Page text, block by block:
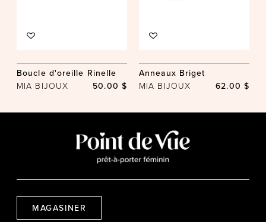
Boucle d'oreille Rinelle
MIA BIJOUX 50.00 $
Anneaux Briget
MIA BIJOUX 62.00 $
MAGASINER